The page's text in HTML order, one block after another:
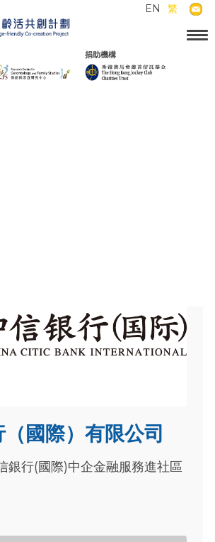
捐助機構
EN 繁
國際）有限公司
銀行(國際)中企金融服務進社區